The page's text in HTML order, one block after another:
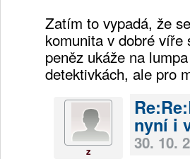
Zatím to vypadá, že
komunita v dobré
peněz ukáže na
detektivkách, ale pro
z
nyní i
30. 10.